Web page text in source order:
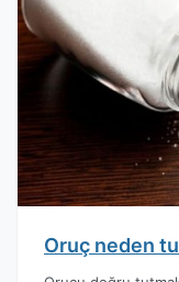
Oruç neden